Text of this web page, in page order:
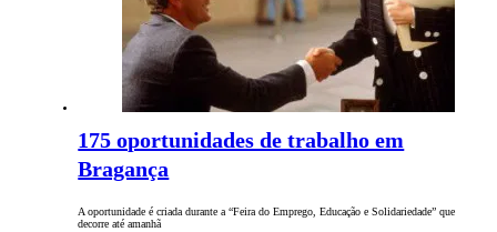
175 oportunidades de trabalho em
Bragança
A oportunidade é criada durante a “Feira do Emprego, Educação e Solidariedade” que
decorre até amanhã